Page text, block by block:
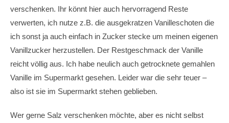
verschenken. Ihr könnt hier auch hervorragend Reste
verwerten, ich nutze z.B. die ausgekratzen Vanilleschoten die
ich sonst ja auch einfach in Zucker stecke um meinen eigenen
Vanillzucker herzustellen. Der Restgeschmack der Vanille
reicht völlig aus. Ich habe neulich auch getrocknete gemahlen
Vanille im Supermarkt gesehen. Leider war die sehr teuer –
also ist sie im Supermarkt stehen geblieben.
Wer gerne Salz verschenken möchte, aber es nicht selbst